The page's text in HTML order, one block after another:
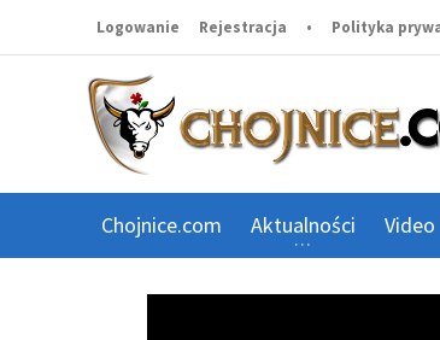
Logowanie Rejestracja • Polityka
Chojnice.com Aktualności Video